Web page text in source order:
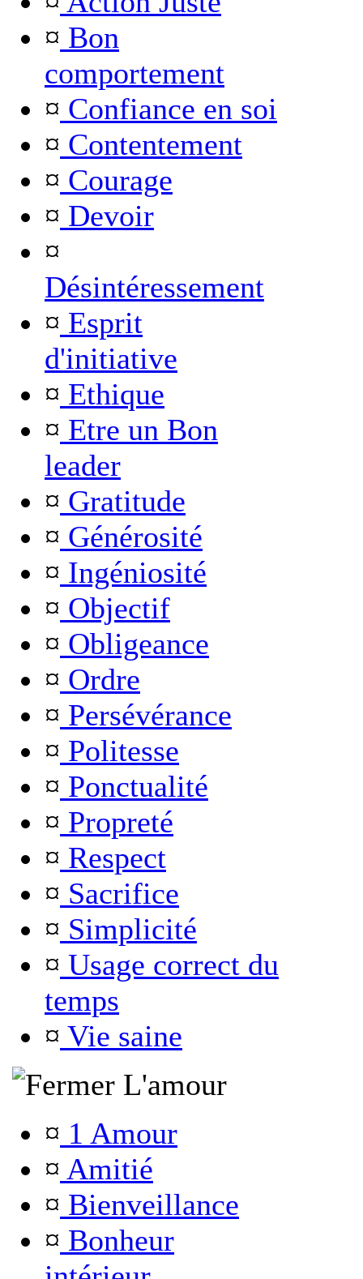
¤ Bon
comportement
¤ Confiance en soi
¤ Contentement
¤ Courage
¤ Devoir
¤
Désintéressement
¤ Esprit
d'initiative
¤ Ethique
¤ Etre un Bon
leader
¤ Gratitude
¤ Générosité
¤ Ingéniosité
¤ Objectif
¤ Obligeance
¤ Ordre
¤ Persévérance
¤ Politesse
¤ Ponctualité
¤ Propreté
¤ Respect
¤ Sacrifice
¤ Simplicité
¤ Usage correct du
temps
¤ Vie saine
L'amour
¤ 1 Amour
¤ Amitié
¤ Bienveillance
¤ Bonheur